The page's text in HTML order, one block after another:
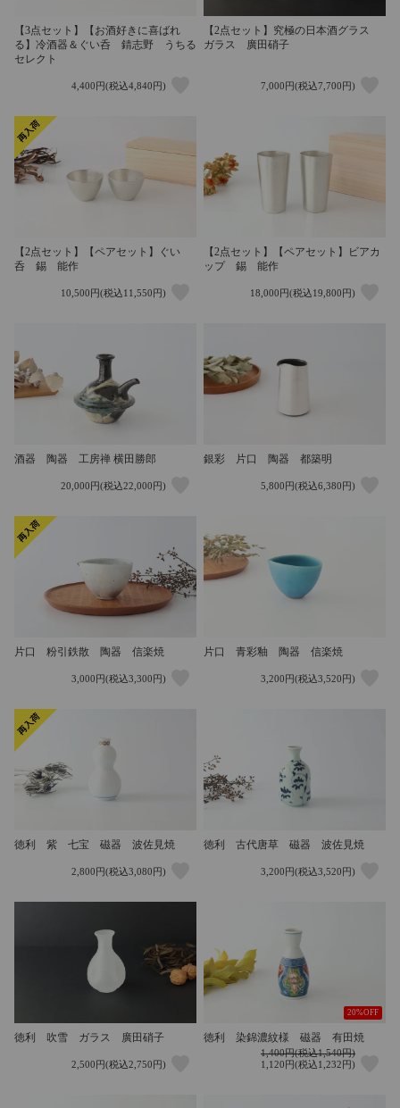
【3点セット】【お酒好きに喜ばれ
る】冷酒器＆ぐい呑 錆志野 うちる
セレクト
4,400円(税込4,840円)
【2点セット】究極の日本酒グラス
ガラス 廣田硝子
7,000円(税込7,700円)
【2点セット】【ペアセット】ぐい
呑 錫 能作
10,500円(税込11,550円)
【2点セット】【ペアセット】ビアカ
ップ 錫 能作
18,000円(税込19,800円)
酒器 陶器 工房禅 横田勝郎
20,000円(税込22,000円)
銀彩 片口 陶器 都築明
5,800円(税込6,380円)
片口 粉引鉄散 陶器 信楽焼
3,000円(税込3,300円)
片口 青彩釉 陶器 信楽焼
3,200円(税込3,520円)
徳利 紫 七宝 磁器 波佐見焼
2,800円(税込3,080円)
徳利 古代唐草 磁器 波佐見焼
3,200円(税込3,520円)
徳利 吹雪 ガラス 廣田硝子
2,500円(税込2,750円)
20%OFF
徳利 染錦濃紋様 磁器 有田焼
1,400円(税込1,540円)
1,120円(税込1,232円)